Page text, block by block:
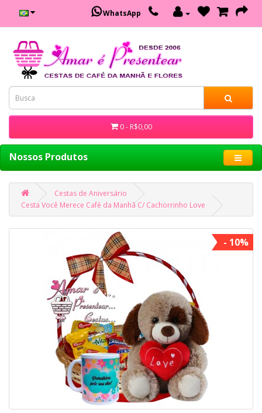
WhatsApp
0 - R$0,00
Nossos Produtos
Cestas de Aniversário
Cesta Você Merece Café da Manhã C/ Cachorrinho Love
- 10%